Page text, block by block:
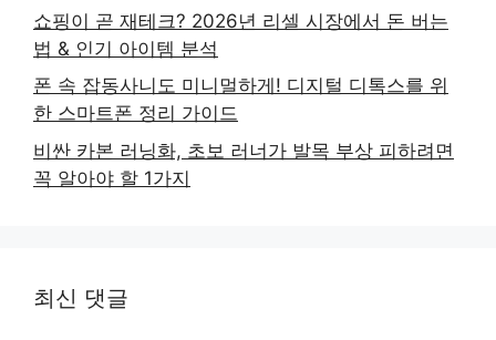
쇼핑이 곧 재테크? 2026년 리셀 시장에서 돈 버는
법 & 인기 아이템 분석
폰 속 잡동사니도 미니멀하게! 디지털 디톡스를 위
한 스마트폰 정리 가이드
비싼 카본 러닝화, 초보 러너가 발목 부상 피하려면
꼭 알아야 할 1가지
최신 댓글